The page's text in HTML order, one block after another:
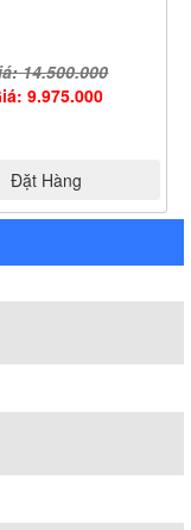
14.500.000
9.975.000
Đặt Hàng